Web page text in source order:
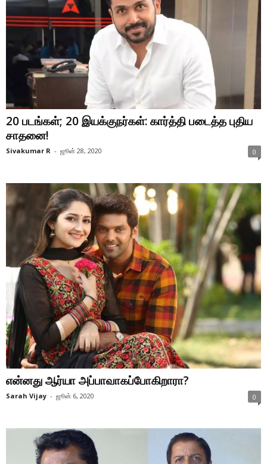
20 படங்கள்; 20 இயக்குநர்கள்: கார்த்தி படைத்த புதிய
சாதனை!
Sivakumar R - ஜூன் 28, 2020 0
என்னது ஆர்யா அப்பாவாகப்போகிறாரா?
Sarah Vijay - ஜூன் 6, 2020 0